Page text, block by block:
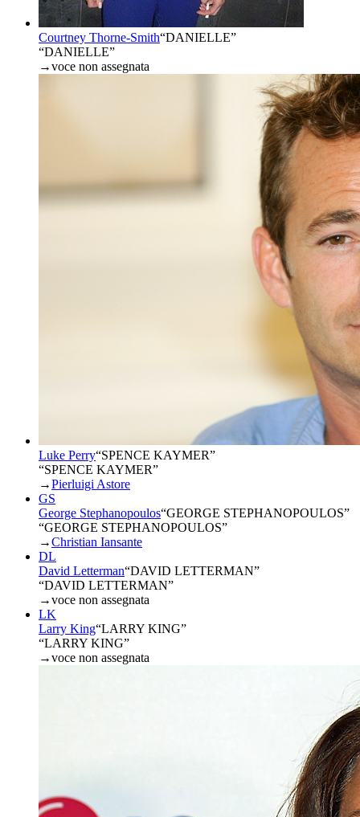
Courtney Thorne-Smith“DANIELLE”
“DANIELLE”
→voce non assegnata
Luke Perry“SPENCE KAYMER”
“SPENCE KAYMER”
→Pierluigi Astore
GS
George Stephanopoulos“GEORGE STEPHANOPOULOS”
“GEORGE STEPHANOPOULOS”
→Christian Iansante
DL
David Letterman“DAVID LETTERMAN”
“DAVID LETTERMAN”
→voce non assegnata
LK
Larry King“LARRY KING”
“LARRY KING”
→voce non assegnata